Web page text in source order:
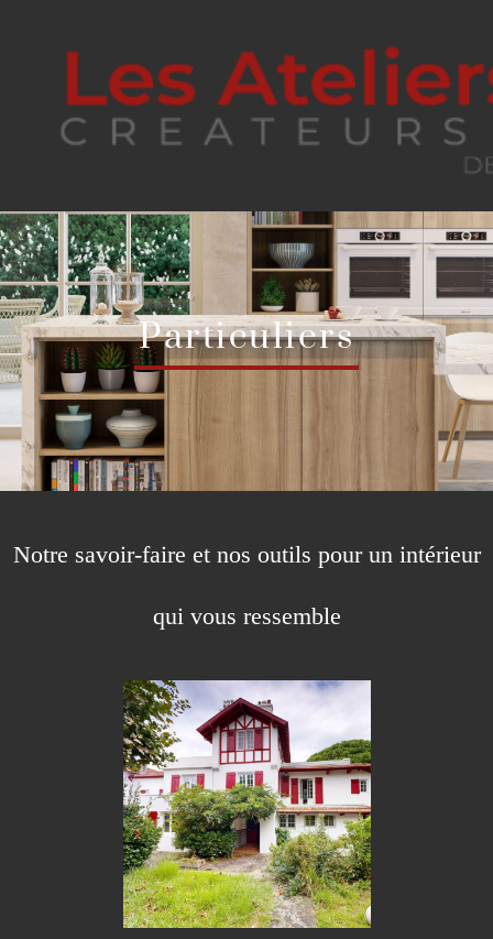
Particuliers
Notre savoir-faire et nos outils pour un intérieur
qui vous ressemble